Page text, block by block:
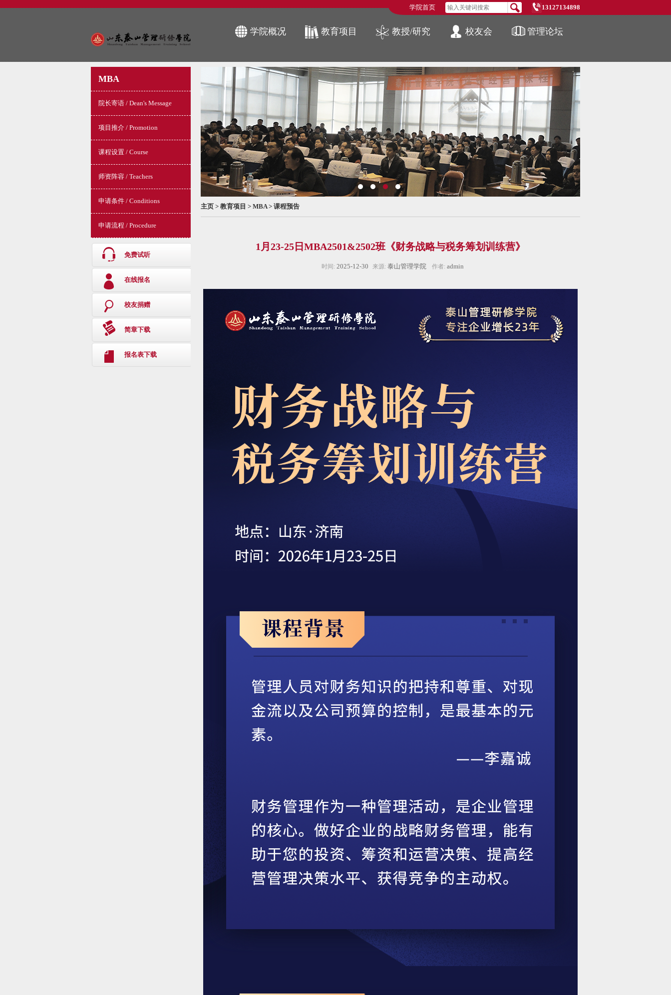
13127134898
学院首页
学院概况 教育项目 教授/研究 校友会 管理论坛
MBA
院长寄语 / Dean's Message
项目推介 / Promotion
课程设置 / Course
师资阵容 / Teachers
申请条件 / Conditions
申请流程 / Procedure
免费试听
在线报名
校友捐赠
简章下载
报名表下载
主页 > 教育项目 > MBA> 课程预告
1月23-25日MBA2501&2502班《财务战略与税务筹划训练营》
时间: 2025-12-30 来源: 泰山管理学院 作者: admin